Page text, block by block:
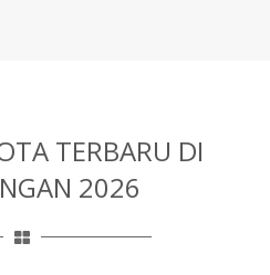
TERBARU DI
2026